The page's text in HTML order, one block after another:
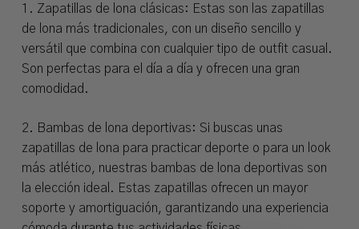
1. Zapatillas de lona clásicas: Estas son las zapatillas
de lona más tradicionales, con un diseño sencillo y
versátil que combina con cualquier tipo de outfit casual.
Son perfectas para el día a día y ofrecen una gran
comodidad.
2. Bambas de lona deportivas: Si buscas unas
zapatillas de lona para practicar deporte o para un look
más atlético, nuestras bambas de lona deportivas son
la elección ideal. Estas zapatillas ofrecen un mayor
soporte y amortiguación, garantizando una experiencia